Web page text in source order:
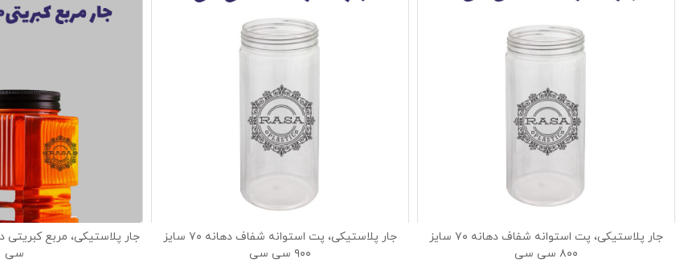
سی
جار پلاستیکی، پت استوانه شفاف دهانه ۷۰ سایز
۹۰۰ سی سی
جار پلاستیکی، پت استوانه شفاف دهانه ۷۰ سایز
۸۰۰ سی سی